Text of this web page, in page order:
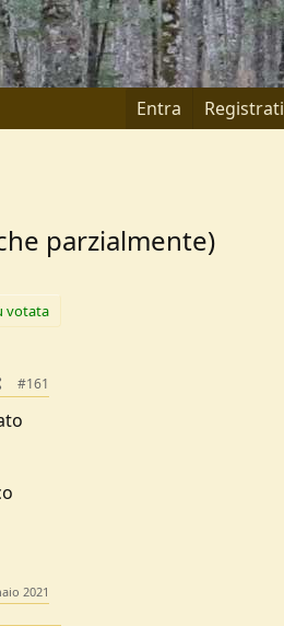
Entra Registrati
parzialmente)
votata
#161
2021